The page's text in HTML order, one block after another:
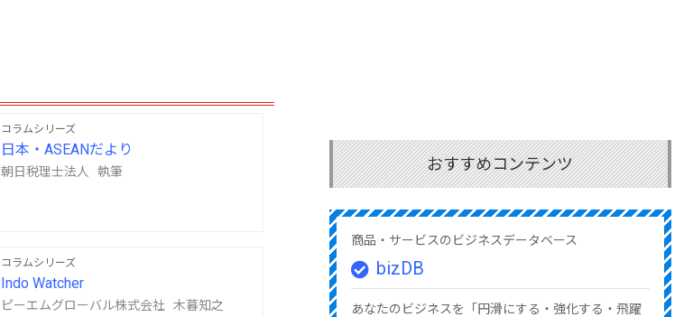
コラムシリーズ
日本・ASEANだより
朝日税理士法人 執筆
コラムシリーズ
Indo Watcher
ピーエムグローバル株式会社 木暮知之
おすすめコンテンツ
商品・サービスのビジネスデータベース
bizDB
あなたのビジネスを「円滑にする・強化する・飛躍